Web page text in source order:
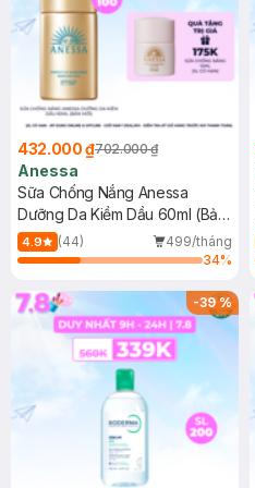
432.000 ₫702.000 ₫
Anessa
Sữa Chống Nắng Anessa
Dưỡng Da Kiềm Dầu 60ml (Bản
Mới)
4.9 (44)
499/tháng
34%
-39%